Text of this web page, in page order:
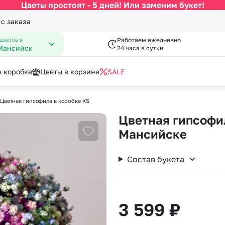
Цветы простоят - 5 дней! Или заменим букет!
заказа
в
Работаем ежедневно
24 часа в сутки
роза
По виду цветка
Распродажа
Букеты 1500 - 2600 руб.
День Учителя
Новый Год
Пасха
Разноцветные розы
коробке Цветы в корзине SALE
Цветная гипсофила в коробке XS
Добавить в избранное
Цветная
Мансийске
Состав букета
3 599 ₽